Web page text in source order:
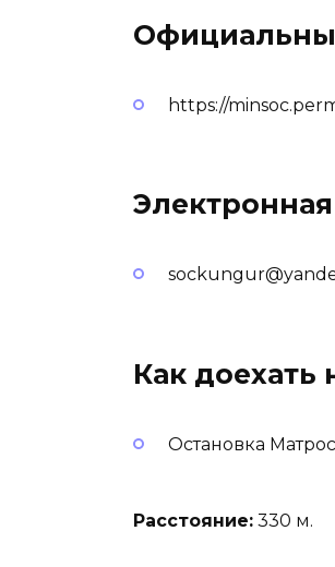
https://
Как доехать
Остановка
Расстояние: 330 м.